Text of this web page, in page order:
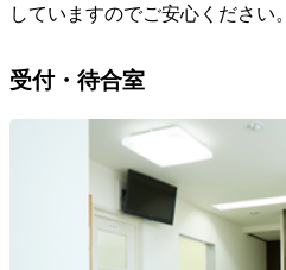
していますのでご安心ください。
受付・待合室